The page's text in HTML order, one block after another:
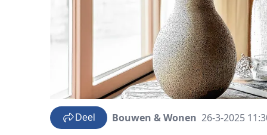
Deel Bouwen & Wonen 26-3-2025